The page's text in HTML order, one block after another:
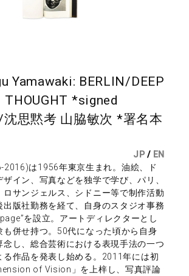
Yamawaki: BERLIN/DEEP
THOUGHT *signed
思黙考 山脇敏次 *署名本
JP / EN
2016)は1956年東京生まれ。油絵、ド
ザイン、写真などを独学で学び、パリ、
ロサンジェルス、シドニー等で制作活動
出版社勤務を経て、自身のスタジオ事務
を設立。アートディレクターとし
も併せ持つ。50代になった頃から自身
念し、総合芸術における表現手法の一つ
る作品を発表し始める。2011年には初
of Vision」を上梓し、写真評論